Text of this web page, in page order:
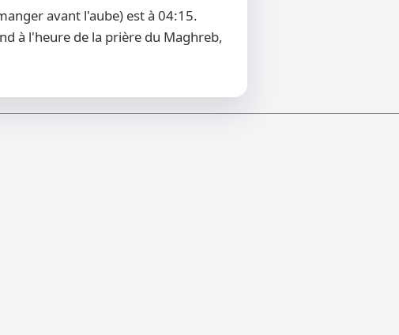
avant l'aube) est à 04:15.
à l'heure de la prière du Maghreb,